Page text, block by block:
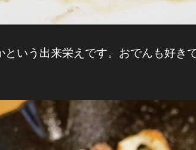
いう出来栄えです。おでんも好き